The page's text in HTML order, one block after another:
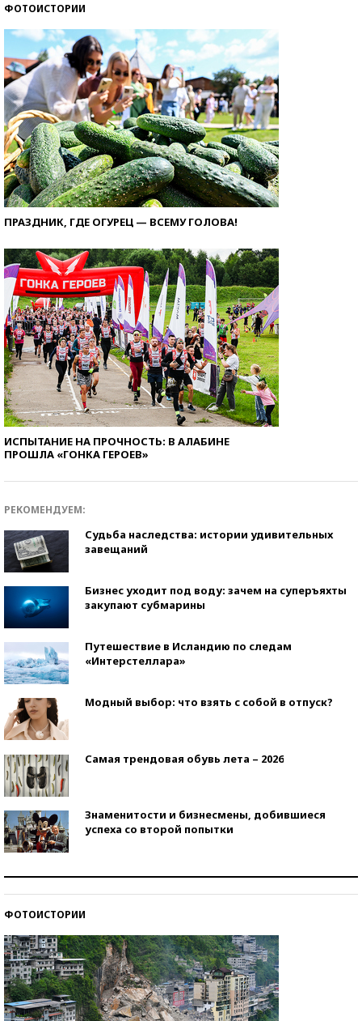
ФОТОИСТОРИИ
ПРАЗДНИК, ГДЕ ОГУРЕЦ — ВСЕМУ ГОЛОВА!
ИСПЫТАНИЕ НА ПРОЧНОСТЬ: В АЛАБИНЕ
ПРОШЛА «ГОНКА ГЕРОЕВ»
РЕКОМЕНДУЕМ:
Судьба наследства: истории удивительных
завещаний
Бизнес уходит под воду: зачем на суперъяхты
закупают субмарины
Путешествие в Исландию по следам
«Интерстеллара»
Модный выбор: что взять с собой в отпуск?
Самая трендовая обувь лета – 2026
Знаменитости и бизнесмены, добившиеся
успеха со второй попытки
ФОТОИСТОРИИ